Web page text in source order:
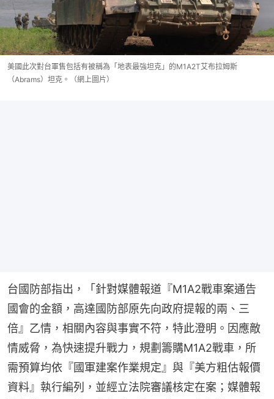
美國此次對台軍售包括有被稱為「地表最強坦克」的M1A2T艾布拉姆斯
（Abrams）坦克。（網上圖片）
台國防部指出，「針對媒體報道『M1A2戰車案通告
國會的金額，高達國防部原先向政府提報的兩、三
倍』乙情，相關內容與事實不符，特此澄明。因應敵
情威脅，為快速提升戰力，規劃籌購M1A2戰車，所
需預算均依『國軍建案作業規定』與『美方粗估報價
資料』執行編列，並經立法院審議核定在案；媒體報